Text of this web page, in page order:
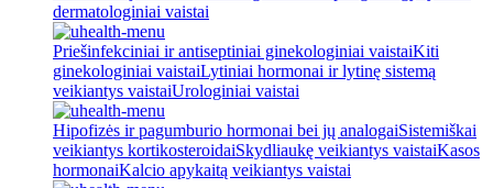
dermatologiniai vaistai
Priešinfekciniai ir antiseptiniai ginekologiniai vaistaiKiti
ginekologiniai vaistaiLytiniai hormonai ir lytinę sistemą
veikiantys vaistaiUrologiniai vaistai
Hipofizės ir pagumburio hormonai bei jų analogaiSistemiškai
veikiantys kortikosteroidaiSkydliaukę veikiantys vaistaiKasos
hormonaiKalcio apykaitą veikiantys vaistai